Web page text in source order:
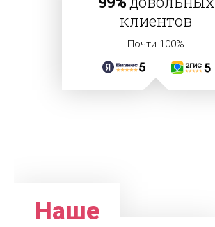
клиентов
Почти 100%
Наше